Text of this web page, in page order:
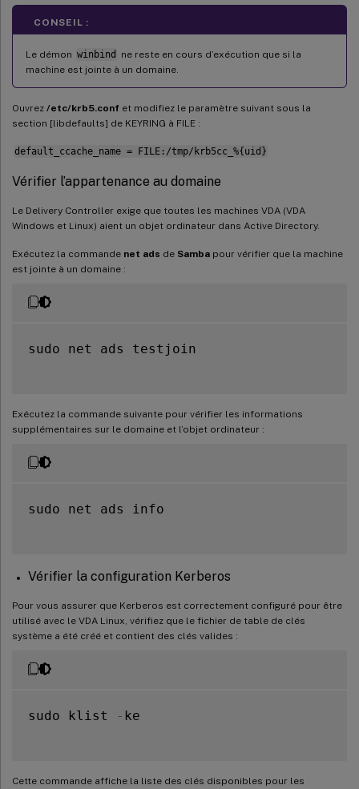
CONSEIL :
Le démon winbind
ne reste en cours d’exécution que si la
machine est jointe à un domaine.
Ouvrez /etc/krb5.conf et modifiez le paramètre suivant sous la
section [libdefaults] de KEYRING à FILE :
default_ccache_name = FILE:/tmp/krb5cc_%{uid}
Vérifier l’appartenance au domaine
Le Delivery Controller exige que toutes les machines VDA (VDA
Windows et Linux) aient un objet ordinateur dans Active Directory.
Exécutez la commande net ads de Samba pour vérifier que la machine
est jointe à un domaine :
sudo net ads testjoin
Exécutez la commande suivante pour vérifier les informations
supplémentaires sur le domaine et l’objet ordinateur :
sudo net ads info
Vérifier la configuration Kerberos
Pour vous assurer que Kerberos est correctement configuré pour être
utilisé avec le VDA Linux, vérifiez que le fichier de table de clés
système a été créé et contient des clés valides :
sudo klist - ke
Cette commande affiche la liste des clés disponibles pour les